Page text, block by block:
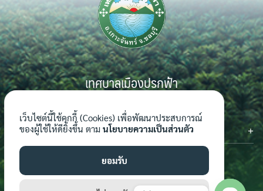
เทศบาลเมืองปรกฟ้า
ติดต่อเรา
โทรศัพท์ : 0-3816-7062-4
โทรสาร : 0-3816-7062-4 ต่อ 124
อีเมล์ : saraban_04201101@dla.go.th
เว็บไซต์ : www.prokfa.go.th
เว็บไซต์นี้ใช้คุกกี้ (Cookies) เพื่อพัฒนาประสบการณ์
ของผู้ใช้ให้ดียิ่งขึ้น ตาม นโยบายความเป็นส่วนตัว
ยอมรับ